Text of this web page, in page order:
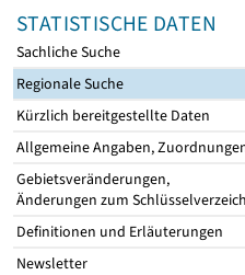
STATISTISCHE DATEN
Sachliche Suche
Regionale Suche
Kürzlich bereitgestellte Daten
Allgemeine Angaben,
Gebietsveränderungen,
Änderungen zum
Definitionen und Erläuterungen
Newsletter